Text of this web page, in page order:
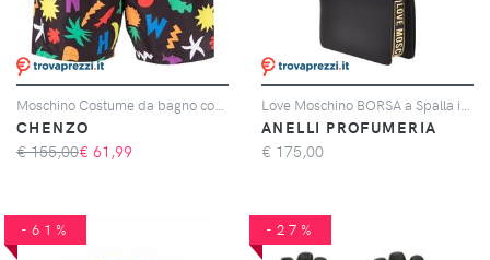
CHENZO
€ 155,00€ 61,99
ANELLI PROFUMERIA
€ 175,00
-61% -27%